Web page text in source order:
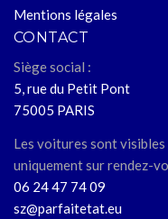
Mentions légales
CONTACT
Siège social :
5, rue du Petit Pont
75005 PARIS
Les voitures sont visibles
uniquement sur rendez-
06 24 47 74 09
sz@parfaitetat.eu